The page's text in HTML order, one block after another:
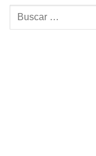
Buscar: